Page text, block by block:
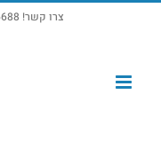
צרו קשר! 03-9226688